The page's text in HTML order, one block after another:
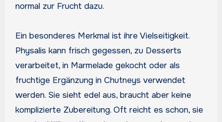
normal zur Frucht dazu.
Ein besonderes Merkmal ist ihre Vielseitigkeit.
Physalis kann frisch gegessen, zu Desserts
verarbeitet, in Marmelade gekocht oder als
fruchtige Ergänzung in Chutneys verwendet
werden. Sie sieht edel aus, braucht aber keine
komplizierte Zubereitung. Oft reicht es schon, sie